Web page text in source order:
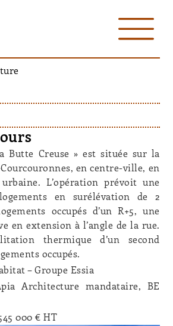
Butte Creuse » est située sur la
en centre-ville, en
L’opération prévoit une
en surélévation de 2
occupés d’un R+5, une
en extension à l’angle de la rue.
thermique d’un second
occupés.
– Groupe Essia
Architecture mandataire, BE
000 € HT